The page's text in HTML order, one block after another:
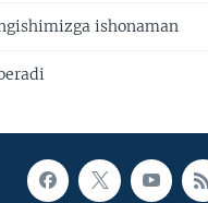
ishonaman